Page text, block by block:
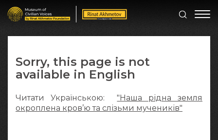
Sorry, this page is not
available in English
Читати Українською:"Наша рідна земля
окроплена кров’ю та слізьми мучеників"